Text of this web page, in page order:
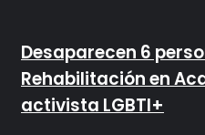
Desaparecen 6
Rehabilitación en
activista LGBTI+